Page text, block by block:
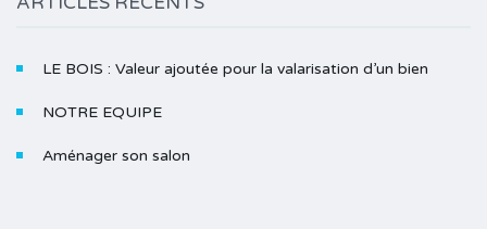
LE BOIS : Valeur ajoutée pour la valarisation d’un bien
NOTRE EQUIPE
Aménager son salon